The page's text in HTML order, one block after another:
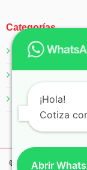
Categorías
Salas
© 2026 Eventos 99
¡Hola!
Cotiza
Abrir